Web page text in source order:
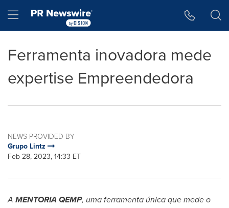
Hamburger menu
Ferramenta inovadora mede
expertise Empreendedora
NEWS PROVIDED BY
Grupo Lintz
Feb 28, 2023, 14:33 ET
A MENTORIA QEMP, uma ferramenta única que mede o